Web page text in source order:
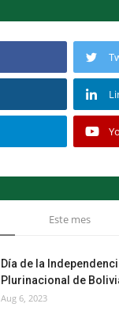
Este mes
Día de la
Plurinacional de
Aug 6, 2023